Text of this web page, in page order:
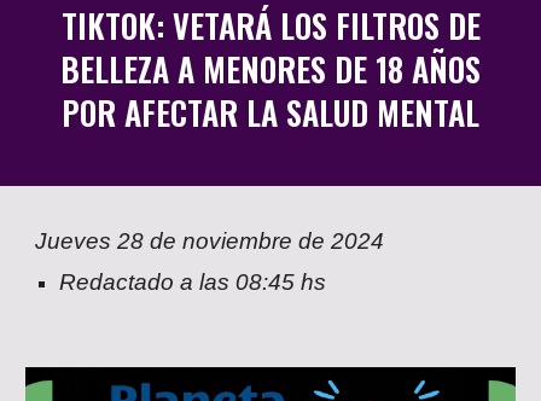
TIKTOK: VETARÁ LOS FILTROS DE
BELLEZA A MENORES DE 18 AÑOS
POR AFECTAR LA SALUD MENTAL
Jueves 28 de noviembre de 2024
Redactado a las 08:45 hs